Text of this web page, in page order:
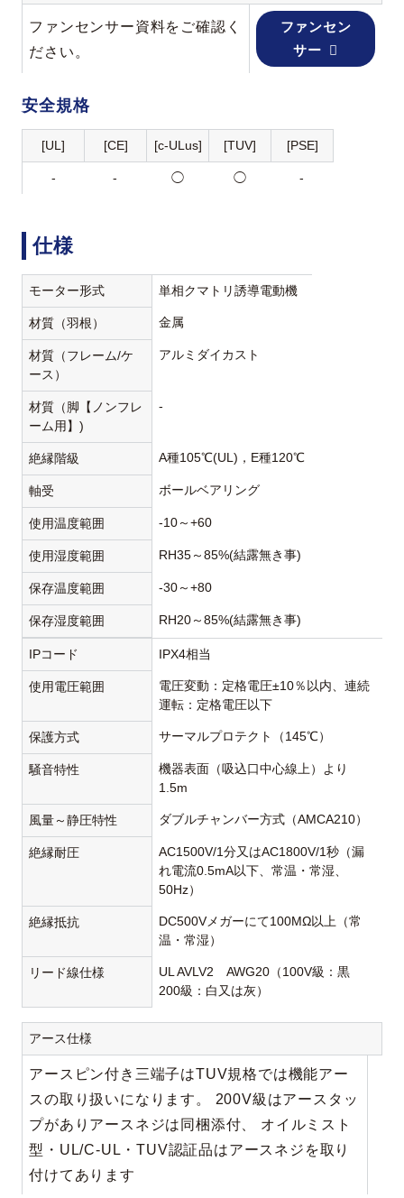
ファンセンサー資料をご確認く
ださい。
ファンセン
サー
安全規格
[UL] [CE] [c-ULus] [TUV] [PSE]
- - ◯ ◯ -
仕様
モーター形式 単相クマトリ誘導電動機
材質（羽根） 金属
材質（フレーム/ケ
ース）
アルミダイカスト
材質（脚【ノンフレ
ーム用】)
-
絶縁階級 A種105℃(UL)，E種120℃
軸受 ボールベアリング
使用温度範囲 -10～+60
使用湿度範囲 RH35～85%(結露無き事)
保存温度範囲 -30～+80
保存湿度範囲 RH20～85%(結露無き事)
IPコード IPX4相当
使用電圧範囲
電圧変動：定格電圧±10％以内、連続
運転：定格電圧以下
保護方式 サーマルプロテクト（145℃）
騒音特性
機器表面（吸込口中心線上）より
1.5m
風量～静圧特性 ダブルチャンバー方式（AMCA210）
絶縁耐圧
AC1500V/1分又はAC1800V/1秒（漏
れ電流0.5mA以下、常温・常湿、
50Hz）
絶縁抵抗
DC500Vメガーにて100MΩ以上（常
温・常湿）
リード線仕様
UL AVLV2 AWG20（100V級：黒
200級：白又は灰）
アース仕様
アースピン付き三端子はTUV規格では機能アー
スの取り扱いになります。 200V級はアースタッ
プがありアースネジは同梱添付、 オイルミスト
型・UL/C-UL・TUV認証品はアースネジを取り
付けてあります